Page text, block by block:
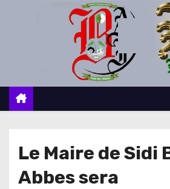
c
Le Maire de Sidi
Abbes sera